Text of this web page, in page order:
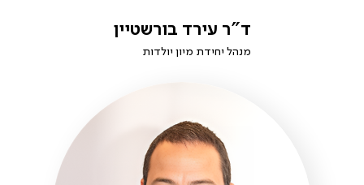
ד"ר עירד בורשטיין
מנהל יחידת מיון יולדות